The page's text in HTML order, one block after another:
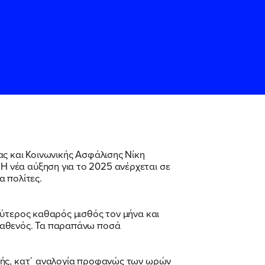
και Κοινωνικής Ασφάλισης Νίκη
αύξηση για το 2025 ανέρχεται σε
πολίτες.
καθαρός μισθός τον μήνα και
Τα παραπάνω ποσά
κατ΄ αναλογία προφανώς των ωρών
Όρους Χρήσης
Όρους Χρήσης